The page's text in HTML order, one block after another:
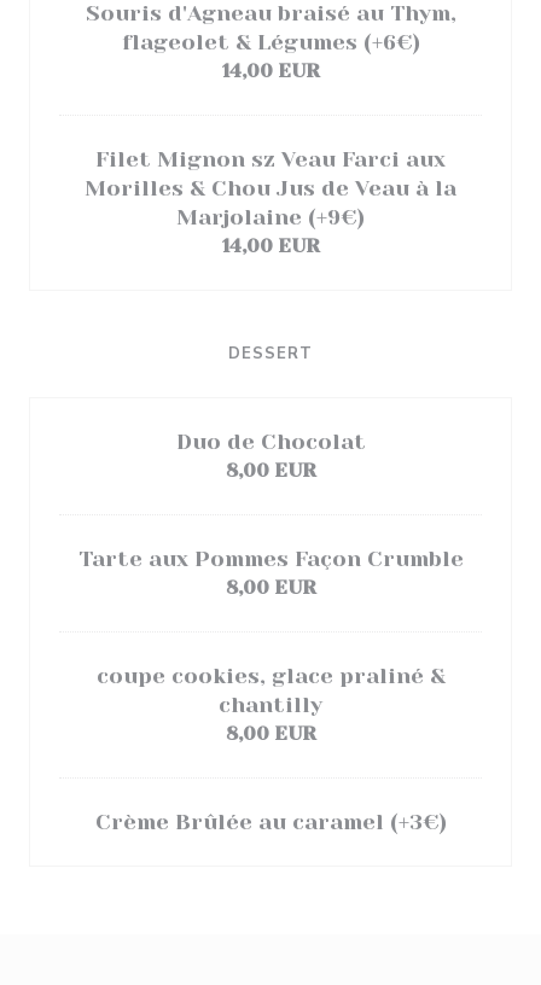
Souris d'Agneau braisé au Thym,
flageolet & Légumes (+6€)
14,00 EUR
Filet Mignon sz Veau Farci aux
Morilles & Chou Jus de Veau à la
Marjolaine (+9€)
14,00 EUR
DESSERT
Duo de Chocolat
8,00 EUR
Tarte aux Pommes Façon Crumble
8,00 EUR
coupe cookies, glace praliné &
chantilly
8,00 EUR
Crème Brûlée au caramel (+3€)